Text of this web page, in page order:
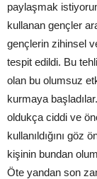
paylaşmak
kullanan gençler
gençlerin zihinsel
tespit edildi. Bu
olan bu olumsuz
kurmaya
oldukça ciddi ve
kullanıldığını göz
kişinin bundan
Öte yandan son